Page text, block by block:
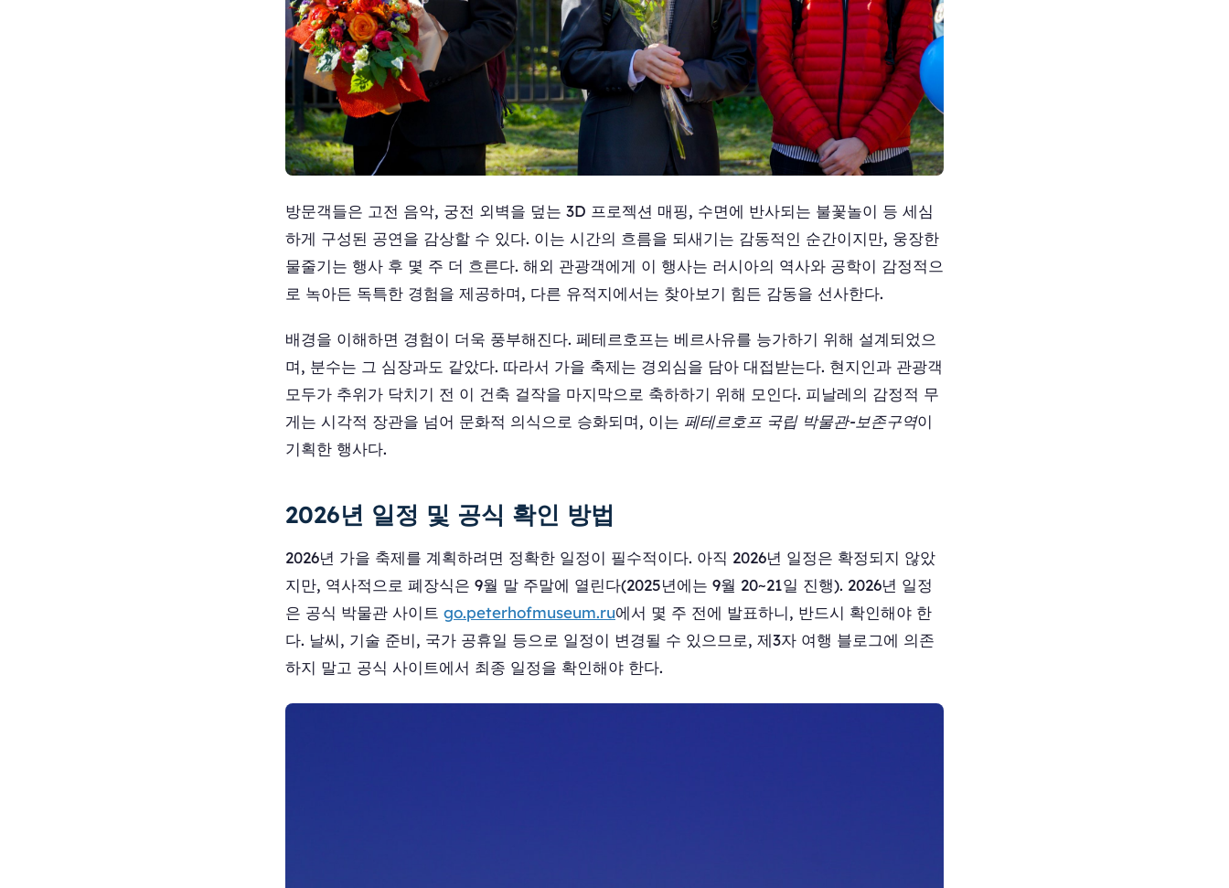
방문객들은 고전 음악, 궁전 외벽을 덮는 3D 프로젝션 매핑, 수면에 반사되는 불꽃놀이 등 세심
하게 구성된 공연을 감상할 수 있다. 이는 시간의 흐름을 되새기는 감동적인 순간이지만, 웅장한
물줄기는 행사 후 몇 주 더 흐른다. 해외 관광객에게 이 행사는 러시아의 역사와 공학이 감정적으
로 녹아든 독특한 경험을 제공하며, 다른 유적지에서는 찾아보기 힘든 감동을 선사한다.
배경을 이해하면 경험이 더욱 풍부해진다. 페테르호프는 베르사유를 능가하기 위해 설계되었으
며, 분수는 그 심장과도 같았다. 따라서 가을 축제는 경외심을 담아 대접받는다. 현지인과 관광객
모두가 추위가 닥치기 전 이 건축 걸작을 마지막으로 축하하기 위해 모인다. 피날레의 감정적 무
게는 시각적 장관을 넘어 문화적 의식으로 승화되며, 이는 페테르호프 국립 박물관-보존구역이
기획한 행사다.
2026년 일정 및 공식 확인 방법
2026년 가을 축제를 계획하려면 정확한 일정이 필수적이다. 아직 2026년 일정은 확정되지 않았
지만, 역사적으로 폐장식은 9월 말 주말에 열린다(2025년에는 9월 20~21일 진행). 2026년 일정
은 공식 박물관 사이트 go.peterhofmuseum.ru에서 몇 주 전에 발표하니, 반드시 확인해야 한
다. 날씨, 기술 준비, 국가 공휴일 등으로 일정이 변경될 수 있으므로, 제3자 여행 블로그에 의존
하지 말고 공식 사이트에서 최종 일정을 확인해야 한다.